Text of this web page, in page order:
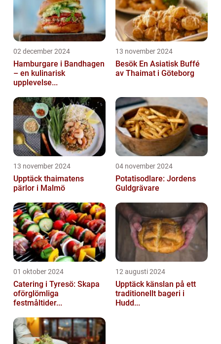
02 december 2024
Hamburgare i Bandhagen
– en kulinarisk
upplevelse...
13 november 2024
Besök En Asiatisk Buffé
av Thaimat i Göteborg
13 november 2024
Upptäck thaimatens
pärlor i Malmö
04 november 2024
Potatisodlare: Jordens
Guldgrävare
01 oktober 2024
Catering i Tyresö: Skapa
oförglömliga
festmåltider...
12 augusti 2024
Upptäck känslan på ett
traditionellt bageri i
Hudd...